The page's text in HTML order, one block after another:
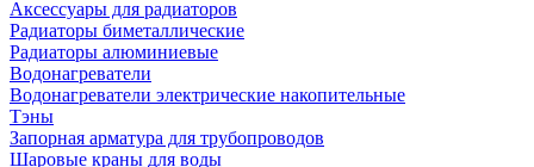
Аксессуары для радиаторов
Радиаторы биметаллические
Радиаторы алюминиевые
Водонагреватели
Водонагреватели электрические накопительные
Тэны
Запорная арматура для трубопроводов
Шаровые краны для воды